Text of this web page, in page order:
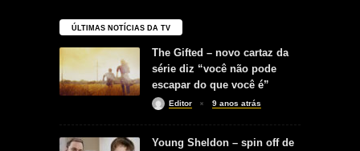
ÚLTIMAS NOTÍCIAS DA TV
The Gifted – novo cartaz da
série diz “você não pode
escapar do que você é”
Editor 9 anos atrás
Young Sheldon – spin off de